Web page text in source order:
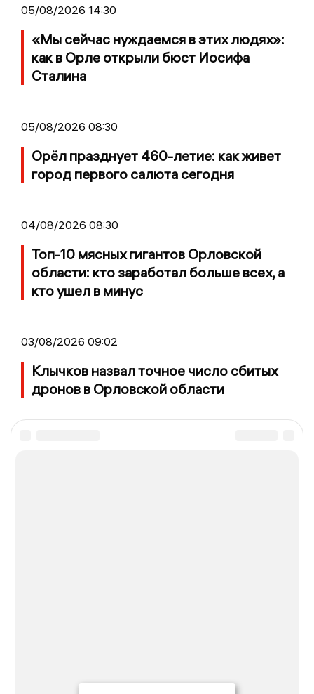
05/08/2026 14:30
«Мы сейчас нуждаемся в этих людях»:
как в Орле открыли бюст Иосифа
Сталина
05/08/2026 08:30
Орёл празднует 460-летие: как живет
город первого салюта сегодня
04/08/2026 08:30
Топ-10 мясных гигантов Орловской
области: кто заработал больше всех, а
кто ушел в минус
03/08/2026 09:02
Клычков назвал точное число сбитых
дронов в Орловской области